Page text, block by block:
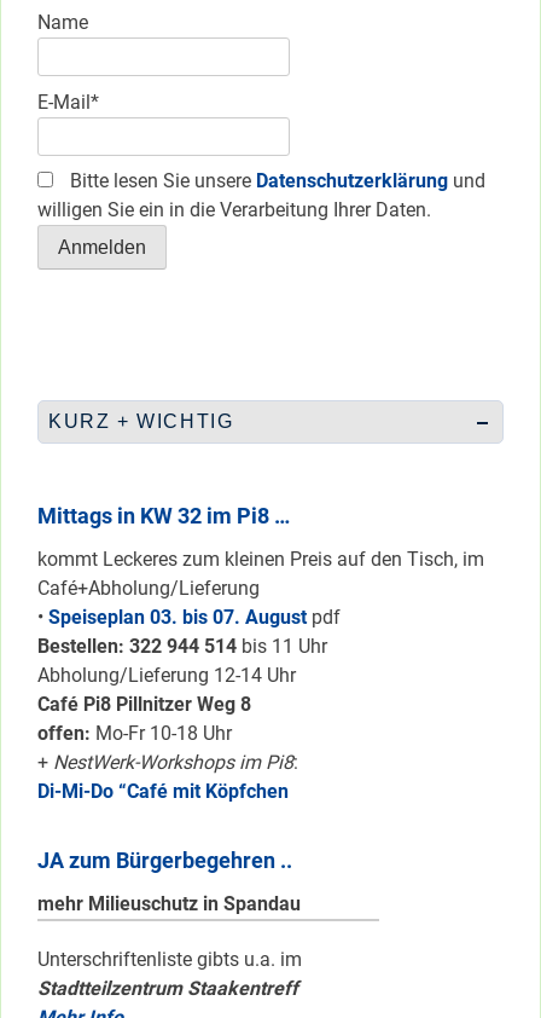
Name
E-Mail*
Bitte lesen Sie unsere Datenschutzerklärung und
willigen Sie ein in die Verarbeitung Ihrer Daten.
KURZ + WICHTIG
Mittags in KW 32 im Pi8 …
kommt Leckeres zum kleinen Preis auf den Tisch, im
Café+Abholung/Lieferung
• Speiseplan 03. bis 07. August pdf
Bestellen: 322 944 514 bis 11 Uhr
Abholung/Lieferung 12-14 Uhr
Café Pi8 Pillnitzer Weg 8
offen: Mo-Fr 10-18 Uhr
+ NestWerk-Workshops im Pi8:
Di-Mi-Do “Café mit Köpfchen
JA zum Bürgerbegehren ..
mehr Milieuschutz in Spandau
Unterschriftenliste gibts u.a. im
Stadtteilzentrum Staakentreff